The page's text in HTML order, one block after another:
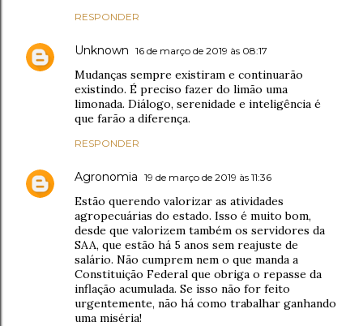
RESPONDER
Unknown 16 de março de 2019 às 08:17
Mudanças sempre existiram e continuarão
existindo. É preciso fazer do limão uma
limonada. Diálogo, serenidade e inteligência é
que farão a diferença.
RESPONDER
Agronomia 19 de março de 2019 às 11:36
Estão querendo valorizar as atividades
agropecuárias do estado. Isso é muito bom,
desde que valorizem também os servidores da
SAA, que estão há 5 anos sem reajuste de
salário. Não cumprem nem o que manda a
Constituição Federal que obriga o repasse da
inflação acumulada. Se isso não for feito
urgentemente, não há como trabalhar ganhando
uma miséria!